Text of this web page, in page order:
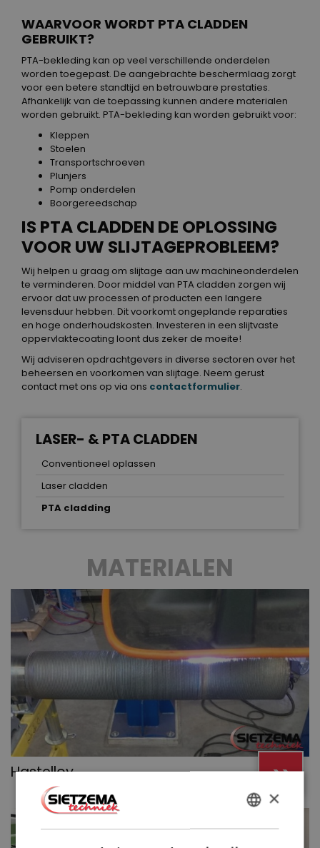
WAARVOOR WORDT PTA CLADDEN
GEBRUIKT?
PTA-bekleding kan op veel verschillende onderdelen
worden toegepast. De aangebrachte beschermlaag zorgt
voor een betere standtijd en betrouwbare prestaties.
Afhankelijk van de toepassing kunnen andere materialen
worden gebruikt. PTA-bekleding kan worden gebruikt voor:
Kleppen
Stoelen
Transportschroeven
Plunjers
Pomp onderdelen
Boorgereedschap
IS PTA CLADDEN DE OPLOSSING
VOOR UW SLIJTAGEPROBLEEM?
Wij helpen u graag om slijtage aan uw machineonderdelen
te verminderen. Door middel van PTA cladden zorgen wij
ervoor dat uw processen of producten een langere
levensduur hebben. Dit voorkomt ongeplande reparaties
en hoge onderhoudskosten. Investeren in een slijtvaste
oppervlaktecoating loont dus zeker de moeite!
Wij adviseren opdrachtgevers in diverse sectoren over het
beheersen en voorkomen van slijtage. Neem gerust
contact met ons op via ons contactformulier.
LASER- & PTA CLADDEN
Conventioneel oplassen
Laser cladden
PTA cladding
MATERIALEN
>>
Hastelloy
×